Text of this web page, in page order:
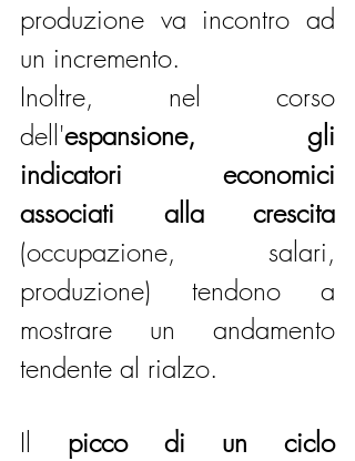
produzione va incontro ad
un incremento.
Inoltre, nel corso
dell'espansione, gli
indicatori economici
associati alla crescita
(occupazione, salari,
produzione) tendono a
mostrare un andamento
tendente al rialzo.
Il picco di un ciclo